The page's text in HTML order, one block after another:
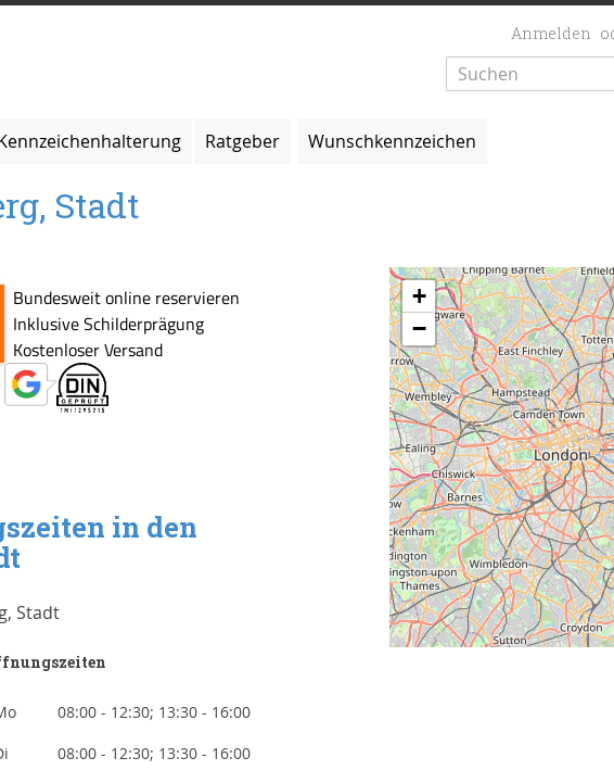
Anmelden
Ratgeber Wunschkennzeichen
Stadt
in den
Stadt
08:00 - 12:30; 13:30 - 16:00
08:00 - 12:30; 13:30 - 16:00
+
−